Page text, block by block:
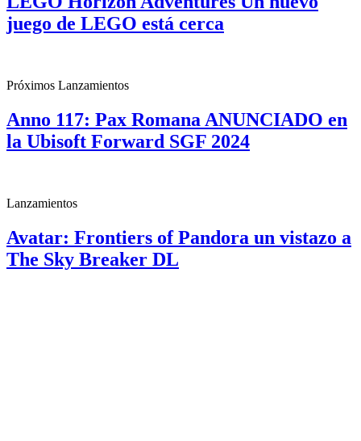
juego de LEGO está cerca
Próximos Lanzamientos
Anno 117: Pax Romana ANUNCIADO en
la Ubisoft Forward SGF 2024
Lanzamientos
Avatar: Frontiers of Pandora un vistazo a
The Sky Breaker DL